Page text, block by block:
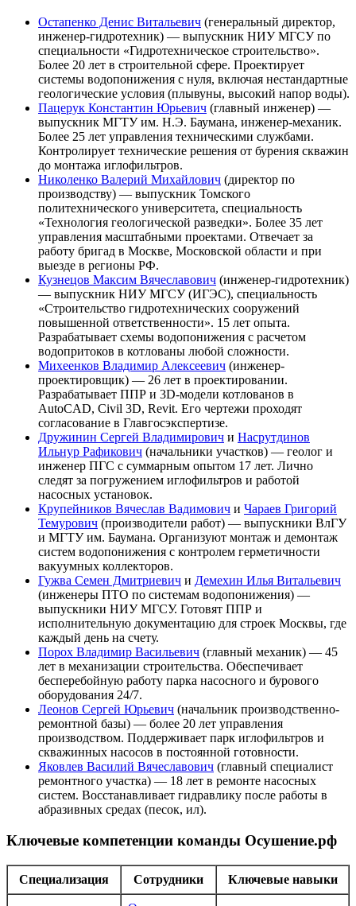
Остапенко Денис Витальевич (генеральный директор,
инженер-гидротехник) — выпускник НИУ МГСУ по
специальности «Гидротехническое строительство».
Более 20 лет в строительной сфере. Проектирует
системы водопонижения с нуля, включая нестандартные
геологические условия (плывуны, высокий напор воды).
Пацерук Константин Юрьевич (главный инженер) —
выпускник МГТУ им. Н.Э. Баумана, инженер-механик.
Более 25 лет управления техническими службами.
Контролирует технические решения от бурения скважин
до монтажа иглофильтров.
Николенко Валерий Михайлович (директор по
производству) — выпускник Томского
политехнического университета, специальность
«Технология геологической разведки». Более 35 лет
управления масштабными проектами. Отвечает за
работу бригад в Москве, Московской области и при
выезде в регионы РФ.
Кузнецов Максим Вячеславович (инженер-гидротехник)
— выпускник НИУ МГСУ (ИГЭС), специальность
«Строительство гидротехнических сооружений
повышенной ответственности». 15 лет опыта.
Разрабатывает схемы водопонижения с расчетом
водопритоков в котлованы любой сложности.
Михеенков Владимир Алексеевич (инженер-
проектировщик) — 26 лет в проектировании.
Разрабатывает ППР и 3D-модели котлованов в
AutoCAD, Civil 3D, Revit. Его чертежи проходят
согласование в Главгосэкспертизе.
Дружинин Сергей Владимирович и Насрутдинов
Ильнур Рафикович (начальники участков) — геолог и
инженер ПГС с суммарным опытом 17 лет. Лично
следят за погружением иглофильтров и работой
насосных установок.
Крупейников Вячеслав Вадимович и Чараев Григорий
Темурович (производители работ) — выпускники ВлГУ
и МГТУ им. Баумана. Организуют монтаж и демонтаж
систем водопонижения с контролем герметичности
вакуумных коллекторов.
Гужва Семен Дмитриевич и Демехин Илья Витальевич
(инженеры ПТО по системам водопонижения) —
выпускники НИУ МГСУ. Готовят ППР и
исполнительную документацию для строек Москвы, где
каждый день на счету.
Порох Владимир Васильевич (главный механик) — 45
лет в механизации строительства. Обеспечивает
бесперебойную работу парка насосного и бурового
оборудования 24/7.
Леонов Сергей Юрьевич (начальник производственно-
ремонтной базы) — более 20 лет управления
производством. Поддерживает парк иглофильтров и
скважинных насосов в постоянной готовности.
Яковлев Василий Вячеславович (главный специалист
ремонтного участка) — 18 лет в ремонте насосных
систем. Восстанавливает гидравлику после работы в
абразивных средах (песок, ил).
Ключевые компетенции команды Осушение.рф
Специализация Сотрудники Ключевые навыки